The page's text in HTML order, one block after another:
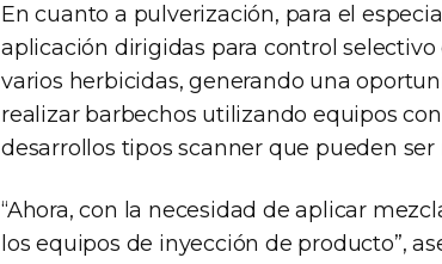
En cuanto a pulverización, para el
aplicación dirigidas para control
varios herbicidas, generando una
realizar barbechos utilizando equipos
desarrollos tipos scanner que pueden
“Ahora, con la necesidad de aplicar
los equipos de inyección de producto”,